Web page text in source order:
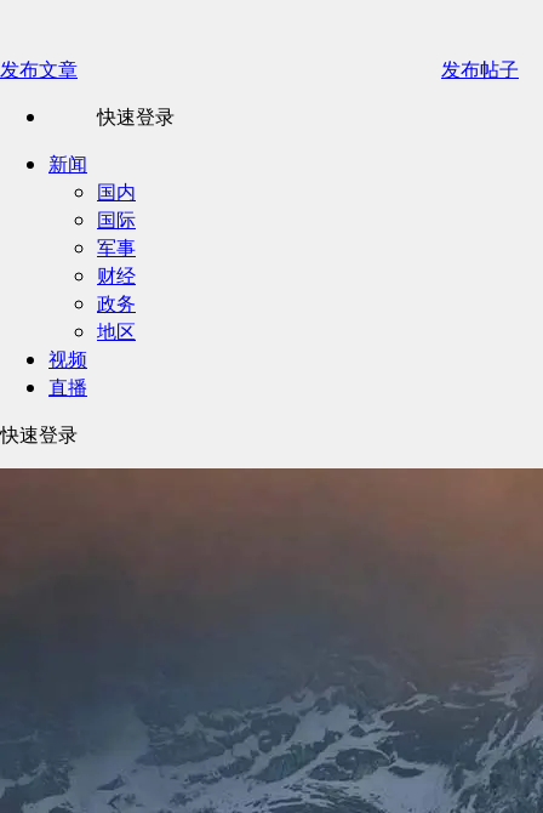
发布文章
发布帖子
快速登录
新闻
国内
国际
军事
财经
政务
地区
视频
直播
快速登录